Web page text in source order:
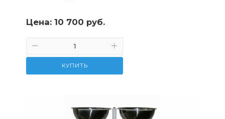
Цена: 10 700 руб.
КУПИТЬ